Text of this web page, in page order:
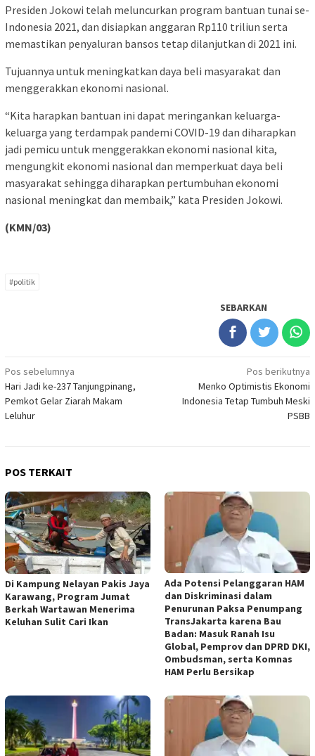
Presiden Jokowi telah meluncurkan program bantuan tunai se-
Indonesia 2021, dan disiapkan anggaran Rp110 triliun serta
memastikan penyaluran bansos tetap dilanjutkan di 2021 ini.
Tujuannya untuk meningkatkan daya beli masyarakat dan
menggerakkan ekonomi nasional.
“Kita harapkan bantuan ini dapat meringankan keluarga-
keluarga yang terdampak pandemi COVID-19 dan diharapkan
jadi pemicu untuk menggerakkan ekonomi nasional kita,
mengungkit ekonomi nasional dan memperkuat daya beli
masyarakat sehingga diharapkan pertumbuhan ekonomi
nasional meningkat dan membaik,” kata Presiden Jokowi.
(KMN/03)
#politik
SEBARKAN
Navigasi
pos
Pos sebelumnya
Hari Jadi ke-237 Tanjungpinang,
Pemkot Gelar Ziarah Makam
Leluhur
Pos berikutnya
Menko Optimistis Ekonomi
Indonesia Tetap Tumbuh Meski
PSBB
POS TERKAIT
Di Kampung Nelayan Pakis Jaya
Karawang, Program Jumat
Berkah Wartawan Menerima
Keluhan Sulit Cari Ikan
Ada Potensi Pelanggaran HAM
dan Diskriminasi dalam
Penurunan Paksa Penumpang
TransJakarta karena Bau
Badan: Masuk Ranah Isu
Global, Pemprov dan DPRD DKI,
Ombudsman, serta Komnas
HAM Perlu Bersikap